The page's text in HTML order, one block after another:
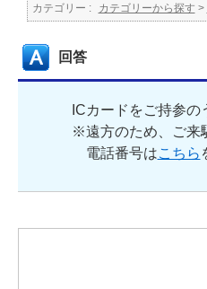
カテゴリー : カテゴリーから探す >
回答
ICカードをご持参の
※遠方のため、ご来
電話番号はこちら